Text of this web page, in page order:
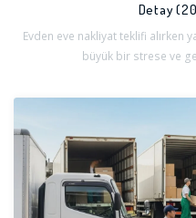
Detay
Evden eve nakliyat teklifi alırken
büyük bir strese ve